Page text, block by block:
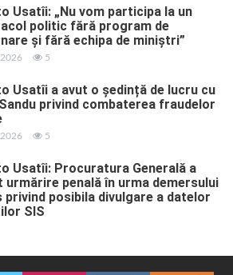
Usatîi: „Nu vom participa la un
politic fără program de
și fără echipa de miniștri”
5
Usatîi a avut o ședință de lucru cu
privind combaterea fraudelor
5
Usatîi: Procuratura Generală a
urmărire penală în urma demersului
privind posibila divulgare a datelor
SIS